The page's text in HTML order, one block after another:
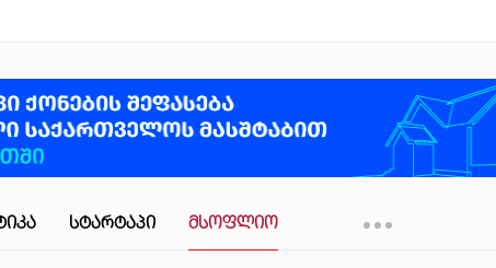
ᲡᲢᲐᲠᲢᲐᲞᲘ ᲛᲡᲝᲤᲚᲘᲝ